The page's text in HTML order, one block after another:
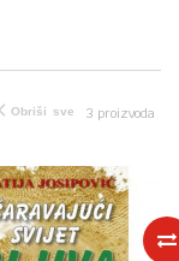
3 proizvoda
Obriši sve